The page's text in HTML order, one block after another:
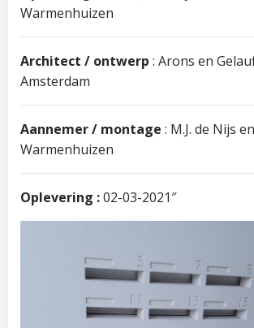
Warmenhuizen
Architect / ontwerp : Arons en
Amsterdam
Aannemer / montage : M.J. de Nijs
Warmenhuizen
Oplevering :02-03-2021″